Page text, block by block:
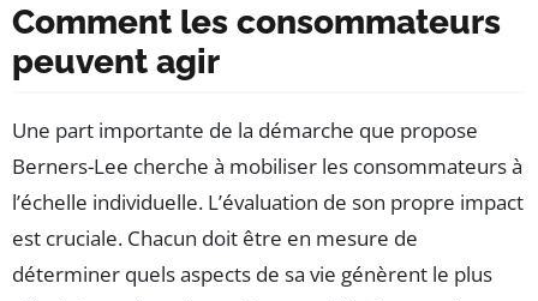
Comment les consommateurs
peuvent agir
Une part importante de la démarche que propose
Berners-Lee cherche à mobiliser les consommateurs à
l’échelle individuelle. L’évaluation de son propre impact
est cruciale. Chacun doit être en mesure de
déterminer quels aspects de sa vie génèrent le plus